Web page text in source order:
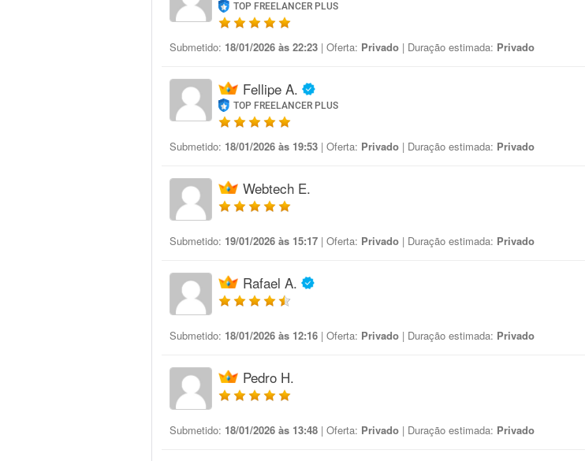
TOP FREELANCER PLUS
Submetido: 18/01/2026 às 22:23 | Oferta: Privado | Duração estimada: Privado
Fellipe A.
TOP FREELANCER PLUS
Submetido: 18/01/2026 às 19:53 | Oferta: Privado | Duração estimada: Privado
Webtech E.
Submetido: 19/01/2026 às 15:17 | Oferta: Privado | Duração estimada: Privado
Rafael A.
Submetido: 18/01/2026 às 12:16 | Oferta: Privado | Duração estimada: Privado
Pedro H.
Submetido: 18/01/2026 às 13:48 | Oferta: Privado | Duração estimada: Privado